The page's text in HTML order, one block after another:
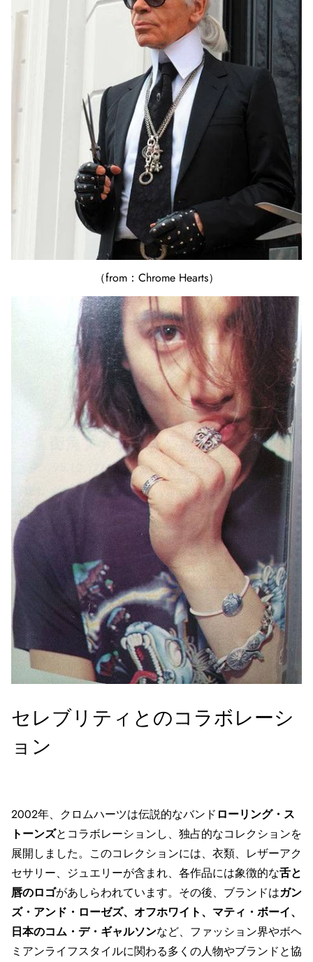
（from：Chrome Hearts）
セレブリティとのコラボレーシ
ョン
2002年、クロムハーツは伝説的なバンド ローリング・ス
トーンズとコラボレーションし、独占的なコレクションを
展開しました。このコレクションには、衣類、レザーアク
セサリー、ジュエリーが含まれ、各作品には象徴的な舌と
唇のロゴがあしらわれています。その後、ブランドはガン
ズ・アンド・ローゼズ、オフホワイト、マティ・ボーイ、
日本のコム・デ・ギャルソンなど、ファッション界やボヘ
ミアンライフスタイルに関わる多くの人物やブランドと協